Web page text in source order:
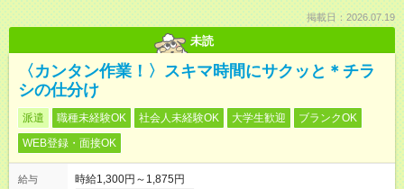
掲載日：2026.07.19
未読
〈カンタン作業！〉スキマ時間にサクッと＊チラ
シの仕分け
派遣 職種未経験OK 社会人未経験OK 大学生歓迎
ブランクOK
WEB登録・面接OK
給与
時給1,300円～1,875円